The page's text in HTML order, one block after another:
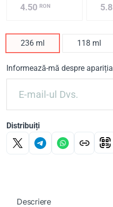
4.50 RON
236 ml 118 ml
Informează-mă despre
Distribuiți
Descriere